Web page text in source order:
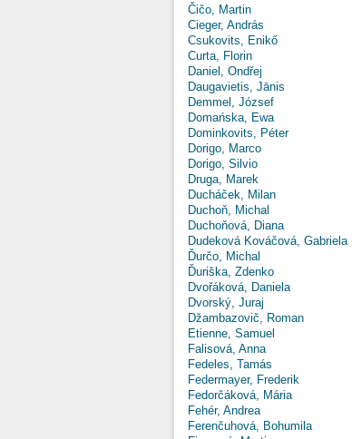
Čičo, Martin
Cieger, András
Csukovits, Enikő
Curta, Florin
Daniel, Ondřej
Daugavietis, Jānis
Demmel, József
Domańska, Ewa
Dominkovits, Péter
Dorigo, Marco
Dorigo, Silvio
Druga, Marek
Ducháček, Milan
Duchoň, Michal
Duchoňová, Diana
Dudeková Kováčová, Gabriela
Ďurčo, Michal
Ďuriška, Zdenko
Dvořáková, Daniela
Dvorský, Juraj
Džambazovič, Roman
Etienne, Samuel
Falisová, Anna
Fedeles, Tamás
Federmayer, Frederik
Fedorčáková, Mária
Fehér, Andrea
Ferenčuhová, Bohumila